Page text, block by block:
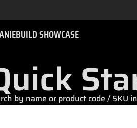
BUILD SHOWCASE
by name or product code / SKU